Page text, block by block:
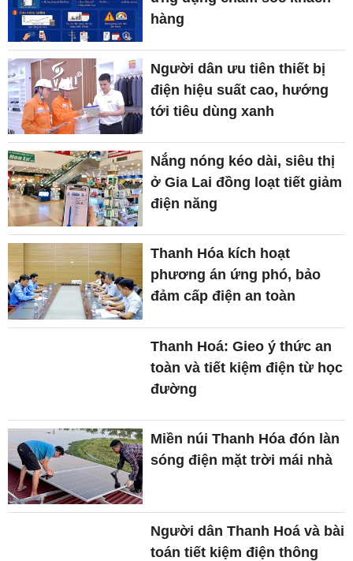
hàng
Người dân ưu tiên thiết bị
điện hiệu suất cao, hướng
tới tiêu dùng xanh
Nắng nóng kéo dài, siêu thị
ở Gia Lai đồng loạt tiết giảm
điện năng
Thanh Hóa kích hoạt
phương án ứng phó, bảo
đảm cấp điện an toàn
Thanh Hoá: Gieo ý thức an
toàn và tiết kiệm điện từ học
đường
Miền núi Thanh Hóa đón làn
sóng điện mặt trời mái nhà
Người dân Thanh Hoá và bài
toán tiết kiệm điện thông